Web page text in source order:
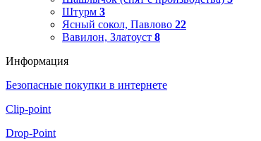
Штурм 3
Ясный сокол, Павлово 22
Вавилон, Златоуст 8
Информация
Безопасные покупки в интернете
Clip-point
Drop-Point